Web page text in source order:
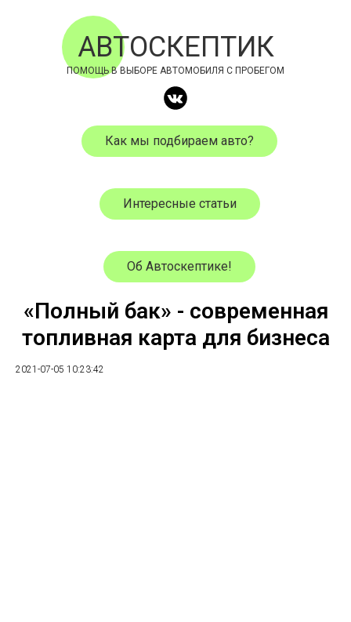
АВТОСКЕПТИК
ПОМОЩЬ В ВЫБОРЕ АВТОМОБИЛЯ С ПРОБЕГОМ
Как мы подбираем авто?
Интересные статьи
Об Автоскептике!
«Полный бак» - современная
топливная карта для бизнеса
2021-07-05 10:23:42